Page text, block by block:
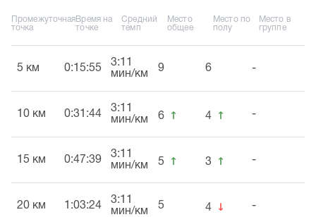
Промежуточная
точка
Время на
точке
Средний
темп
Место
общее
Место по
полу
Место в
группе
5 км 0:15:55
3:11
мин/км
9 6 -
10 км 0:31:44
3:11
мин/км
6 ↑ 4 ↑ -
15 км 0:47:39
3:11
мин/км
5 ↑ 3 ↑ -
20 км 1:03:24
3:11
мин/км
5 4 ↓ -